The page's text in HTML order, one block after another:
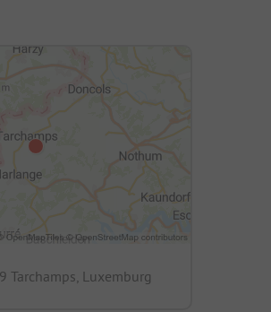
Tarchamps, Luxemburg